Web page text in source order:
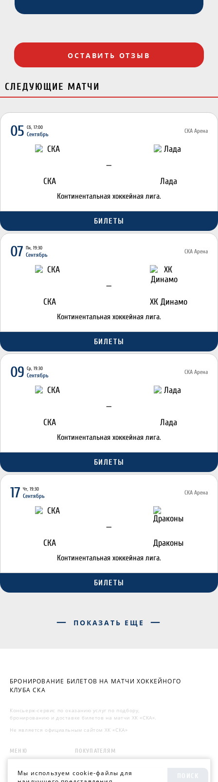
Мы используем cookie-файлы для
ОСТАВИТЬ ОТЗЫВ
СЛЕДУЮЩИЕ МАТЧИ
05 Сб, 17:00
Сентябрь СКА Арена
СКА
—
Лада
Континентальная хоккейная лига.
БИЛЕТЫ
07 Пн, 19:30
Сентябрь СКА Арена
СКА
—
ХК Динамо
Континентальная хоккейная лига.
БИЛЕТЫ
09 Ср, 19:30
Сентябрь СКА Арена
СКА
—
Лада
Континентальная хоккейная лига.
БИЛЕТЫ
17 Чт, 19:30
Сентябрь СКА Арена
СКА
—
Драконы
Континентальная хоккейная лига.
БИЛЕТЫ
ПОКАЗАТЬ ЕЩЕ
БРОНИРОВАНИЕ БИЛЕТОВ НА МАТЧИ ХОККЕЙНОГО
КЛУБА СКА
Консьерж-сервис по оказанию услуг по подбору,
бронированию и доставке билетов на матчи ХК «СКА».
Не является официальным сайтом ХК «СКА»
МЕНЮ ПОКУПАТЕЛЯМ
ПОИСК